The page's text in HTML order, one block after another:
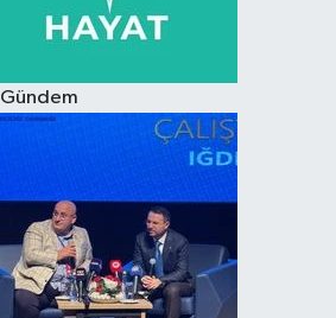
Gündem
Siyaset
Teknoloji
Yaşam-Çevre